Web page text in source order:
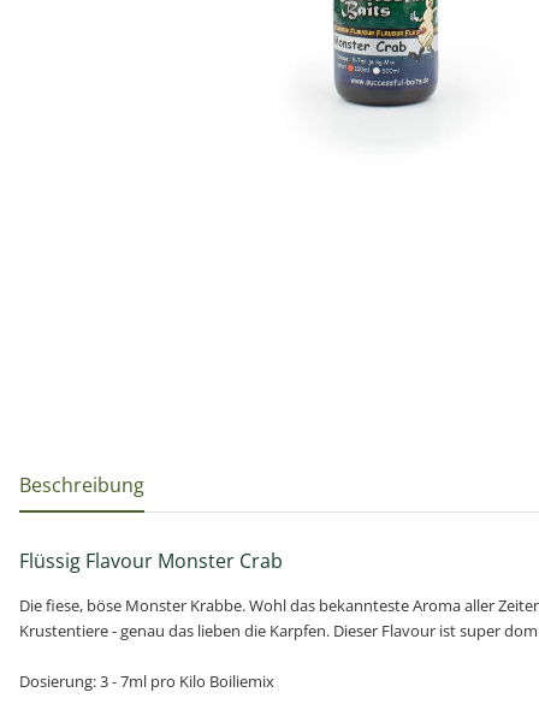
weitere Registerkarten anzeigen
Beschreibung
Flüssig Flavour Monster Crab
Die fiese, böse Monster Krabbe. Wohl das bekannteste Aroma aller
Krustentiere - genau das lieben die Karpfen. Dieser Flavour ist super
Dosierung: 3 - 7ml pro Kilo Boiliemix